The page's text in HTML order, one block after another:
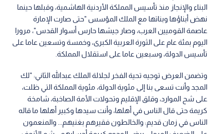
البناء والإنجاز منذ تأسيس المملكة الأردنية الهاشمية، وقبلها حينما
نهض أبناؤها وبناتها مع الملك المؤسس "حتى صارت الإمارة
عاصمة القوميين العرب، وصار جيشها حارس أسوار القدس"، مرورا
اليوم بمئة عام على الثورة العربية الكبرى، وخمسة وتسعين عاما على
تأسيس الدولة، وسبعين عاما على استقلال المملكة.
وتضمن العرض توجيه تحية الفخر لجلالة الملك عبدالله الثاني: "لك
المجد وأنت تسعى بنا إلى مئوية الدولة، مئوية المملكة التي ظلت،
على شح الموارد، وقلق الإقليم وتحولات الأمة الصاخبة، شامخة
كريمة حتى قال الناس في أهلها، وأنت سيدها وكبير أهلها ما قاله
الناس في زمان قديم: والخالطون فقيرهم بغنيهم... والمنعمون